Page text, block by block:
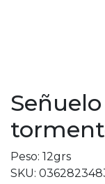
Peso: 12grs
SKU: